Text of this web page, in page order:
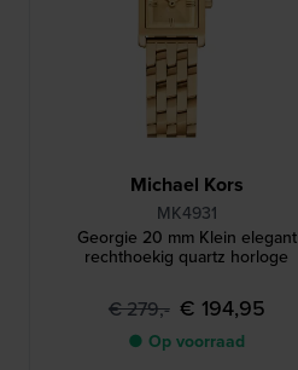
Michael Kors
MK4931
Georgie 20 mm Klein elegant
rechthoekig quartz horloge
€ 279,- € 194,95
● Op voorraad